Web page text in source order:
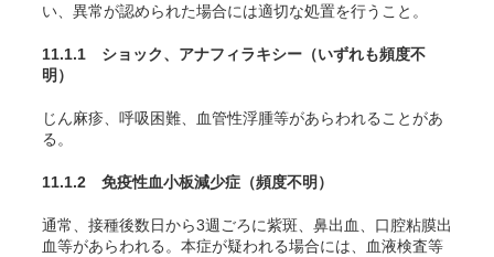
い、異常が認められた場合には適切な処置を行うこと。
11.1.1 ショック、アナフィラキシー （いずれも頻度不
明）
じん麻疹、呼吸困難、血管性浮腫等があらわれることがあ
る。
11.1.2 免疫性血小板減少症 （頻度不明）
通常、接種後数日から3週ごろに紫斑、鼻出血、口腔粘膜出
血等があらわれる。本症が疑われる場合には、血液検査等